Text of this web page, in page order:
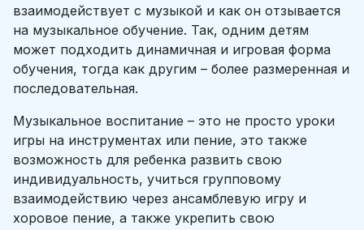
взаимодействует с музыкой и как он отзывается
на музыкальное обучение. Так, одним детям
может подходить динамичная и игровая форма
обучения, тогда как другим – более размеренная и
последовательная.
Музыкальное воспитание – это не просто уроки
игры на инструментах или пение, это также
возможность для ребенка развить свою
индивидуальность, учиться групповому
взаимодействию через ансамблевую игру и
хоровое пение, а также укрепить свою